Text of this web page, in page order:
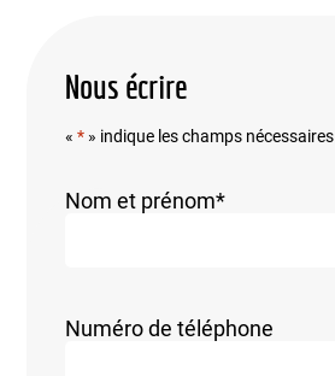
Nous écrire
«* » indique les champs nécessaires
Nom et prénom*
Numéro de téléphone